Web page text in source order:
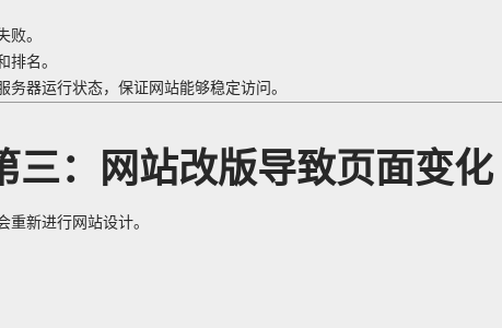
败。
排名。
务器运行状态，保证网站能够稳定访问。
三：网站改版导致页面变化
重新进行网站设计。